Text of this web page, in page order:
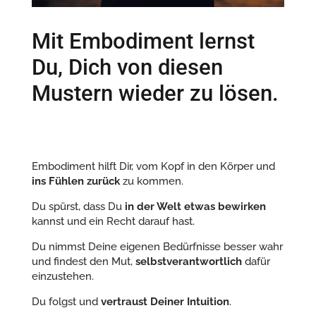
Mit Embodiment lernst
Du, Dich von diesen
Mustern wieder zu lösen.
Embodiment hilft Dir, vom Kopf in den Körper und
ins Fühlen zurückzu kommen.
Du spürst, dass Du in der Welt etwas bewirken
kannst und ein Recht darauf hast.
Du nimmst Deine eigenen Bedürfnisse besser wahr
und findest den Mut, selbstverantwortlichdafür
einzustehen.
Du folgst und vertraust Deiner Intuition.